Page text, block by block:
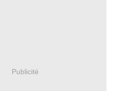
Publicité